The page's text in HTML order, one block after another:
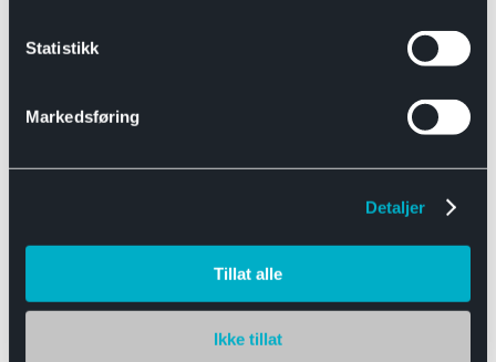
Statistikk
Markedsføring
Detaljer
Tillat alle
Ikke tillat
Båthengere